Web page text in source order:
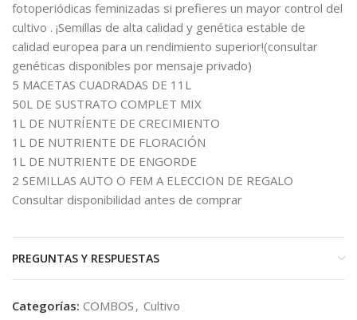
fotoperiódicas feminizadas si prefieres un mayor control del
cultivo . ¡Semillas de alta calidad y genética estable de
calidad europea para un rendimiento superior!(consultar
genéticas disponibles por mensaje privado)
5 MACETAS CUADRADAS DE 11L
50L DE SUSTRATO COMPLET MIX
1L DE NUTRÍENTE DE CRECIMIENTO
1L DE NUTRIENTE DE FLORACIÓN
1L DE NUTRIENTE DE ENGORDE
2 SEMILLAS AUTO O FEM A ELECCION DE REGALO
Consultar disponibilidad antes de comprar
PREGUNTAS Y RESPUESTAS
Categorías: COMBOS , Cultivo